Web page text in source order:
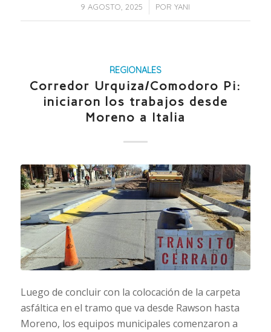
9 AGOSTO, 2025
/ PORYANI
REGIONALES
Corredor Urquiza/Comodoro Pi:
iniciaron los trabajos desde
Moreno a Italia
Luego de concluir con la colocación de la carpeta
asfáltica en el tramo que va desde Rawson hasta
Moreno, los equipos municipales comenzaron a